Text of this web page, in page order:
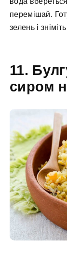
перемішай.
зелень і
11.
сиром